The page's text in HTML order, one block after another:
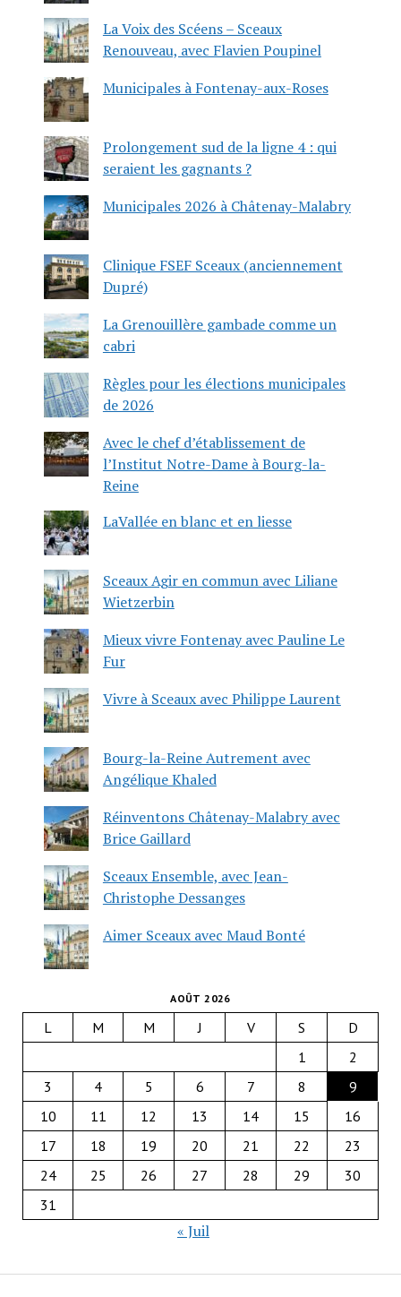
La Voix des Scéens – Sceaux
Renouveau, avec Flavien Poupinel
Municipales à Fontenay-aux-Roses
Prolongement sud de la ligne 4 : qui
seraient les gagnants ?
Municipales 2026 à Châtenay-Malabry
Clinique FSEF Sceaux (anciennement
Dupré)
La Grenouillère gambade comme un
cabri
Règles pour les élections municipales
de 2026
Avec le chef d’établissement de
l’Institut Notre-Dame à Bourg-la-
Reine
LaVallée en blanc et en liesse
Sceaux Agir en commun avec Liliane
Wietzerbin
Mieux vivre Fontenay avec Pauline Le
Fur
Vivre à Sceaux avec Philippe Laurent
Bourg-la-Reine Autrement avec
Angélique Khaled
Réinventons Châtenay-Malabry avec
Brice Gaillard
Sceaux Ensemble, avec Jean-
Christophe Dessanges
Aimer Sceaux avec Maud Bonté
AOÛT 2026
L M M J V S
D
1
2
3
4 5 6 7 8
9
10
11 12 13 14 15
16
17
18 19 20 21 22
23
24
25 26 27 28 29
30
31
« Juil